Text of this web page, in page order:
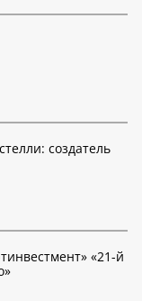
создатель
«21-й